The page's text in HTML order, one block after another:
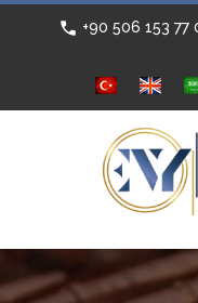
+90 506 153 77